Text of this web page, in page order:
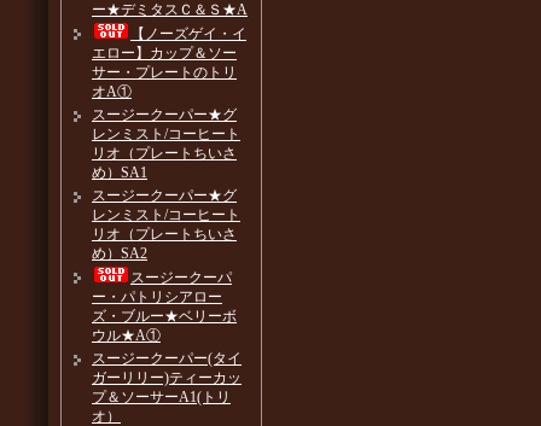
ー★デミタスＣ＆Ｓ★A
【ノーズゲイ・イ
エロー】カップ＆ソー
サー・プレートのトリ
オA①
スージークーパー★グ
レンミスト/コーヒート
リオ（プレートちいさ
め）SA1
スージークーパー★グ
レンミスト/コーヒート
リオ（プレートちいさ
め）SA2
スージークーパ
ー・パトリシアロー
ズ・ブルー★ベリーボ
ウル★A①
スージークーパー(タイ
ガーリリー)ティーカッ
プ＆ソーサーA1(トリ
オ）